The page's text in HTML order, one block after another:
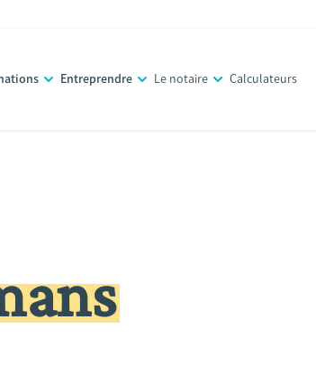
Entreprendre Le notaire Calculateurs